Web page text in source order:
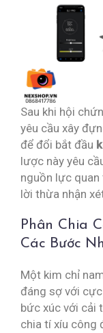
Sau khi hội
yêu cầu xây
để đổi bắt đầu
lược này yêu
nguồn lực
lời thừa nhận
Phân Chia
Các Bước
Một kim chỉ
đáng sợ với
bức xúc với cải
chia tí xíu công